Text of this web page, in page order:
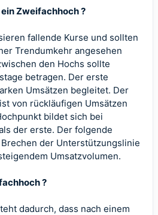
Zweifachhoch ?
fallende Kurse und sollten
Trendumkehr angesehen
den Hochs sollte
betragen. Der erste
Umsätzen begleitet. Der
von rückläufigen Umsätzen
bildet sich bei
der erste. Der folgende
der Unterstützungslinie
Umsatzvolumen.
?
dadurch, dass nach einem